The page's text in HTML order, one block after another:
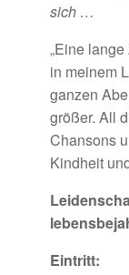
sich …
„Eine
in meinem
ganzen
größer. All
Chansons
Kindheit
Eintritt: